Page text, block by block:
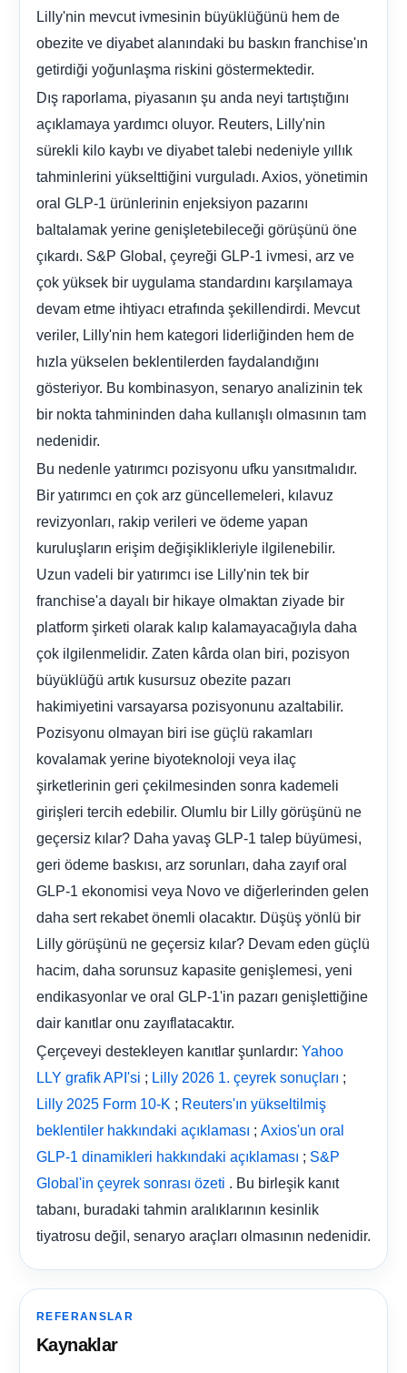
Lilly'nin mevcut ivmesinin büyüklüğünü hem de
obezite ve diyabet alanındaki bu baskın franchise'ın
getirdiği yoğunlaşma riskini göstermektedir.
Dış raporlama, piyasanın şu anda neyi tartıştığını
açıklamaya yardımcı oluyor. Reuters, Lilly'nin
sürekli kilo kaybı ve diyabet talebi nedeniyle yıllık
tahminlerini yükselttiğini vurguladı. Axios, yönetimin
oral GLP-1 ürünlerinin enjeksiyon pazarını
baltalamak yerine genişletebileceği görüşünü öne
çıkardı. S&P Global, çeyreği GLP-1 ivmesi, arz ve
çok yüksek bir uygulama standardını karşılamaya
devam etme ihtiyacı etrafında şekillendirdi. Mevcut
veriler, Lilly'nin hem kategori liderliğinden hem de
hızla yükselen beklentilerden faydalandığını
gösteriyor. Bu kombinasyon, senaryo analizinin tek
bir nokta tahmininden daha kullanışlı olmasının tam
nedenidir.
Bu nedenle yatırımcı pozisyonu ufku yansıtmalıdır.
Bir yatırımcı en çok arz güncellemeleri, kılavuz
revizyonları, rakip verileri ve ödeme yapan
kuruluşların erişim değişiklikleriyle ilgilenebilir.
Uzun vadeli bir yatırımcı ise Lilly'nin tek bir
franchise'a dayalı bir hikaye olmaktan ziyade bir
platform şirketi olarak kalıp kalamayacağıyla daha
çok ilgilenmelidir. Zaten kârda olan biri, pozisyon
büyüklüğü artık kusursuz obezite pazarı
hakimiyetini varsayarsa pozisyonunu azaltabilir.
Pozisyonu olmayan biri ise güçlü rakamları
kovalamak yerine biyoteknoloji veya ilaç
şirketlerinin geri çekilmesinden sonra kademeli
girişleri tercih edebilir. Olumlu bir Lilly görüşünü ne
geçersiz kılar? Daha yavaş GLP-1 talep büyümesi,
geri ödeme baskısı, arz sorunları, daha zayıf oral
GLP-1 ekonomisi veya Novo ve diğerlerinden gelen
daha sert rekabet önemli olacaktır. Düşüş yönlü bir
Lilly görüşünü ne geçersiz kılar? Devam eden güçlü
hacim, daha sorunsuz kapasite genişlemesi, yeni
endikasyonlar ve oral GLP-1'in pazarı genişlettiğine
dair kanıtlar onu zayıflatacaktır.
Çerçeveyi destekleyen kanıtlar şunlardır: Yahoo
LLY grafik API'si ; Lilly 2026 1. çeyrek sonuçları ;
Lilly 2025 Form 10-K ; Reuters'ın yükseltilmiş
beklentiler hakkındaki açıklaması ; Axios'un oral
GLP-1 dinamikleri hakkındaki açıklaması ; S&P
Global'in çeyrek sonrası özeti . Bu birleşik kanıt
tabanı, buradaki tahmin aralıklarının kesinlik
tiyatrosu değil, senaryo araçları olmasının nedenidir.
REFERANSLAR
Kaynaklar